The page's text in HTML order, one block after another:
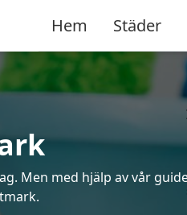
Hem Städer
Men med hjälp av vår